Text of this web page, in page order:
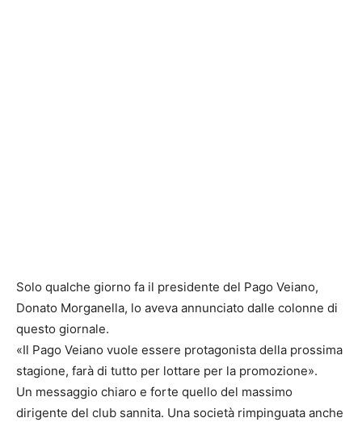
Solo qualche giorno fa il presidente del Pago Veiano,
Donato Morganella, lo aveva annunciato dalle colonne di
questo giornale.
«Il Pago Veiano vuole essere protagonista della prossima
stagione, farà di tutto per lottare per la promozione».
Un messaggio chiaro e forte quello del massimo
dirigente del club sannita. Una società rimpinguata anche